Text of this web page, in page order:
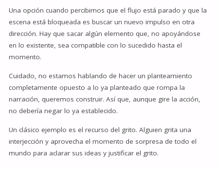
Una opción cuando percibimos que el flujo está parado y que la
escena está bloqueada es buscar un nuevo impulso en otra
dirección. Hay que sacar algún elemento que, no apoyándose
en lo existente, sea compatible con lo sucedido hasta el
momento.
Cuidado, no estamos hablando de hacer un planteamiento
completamente opuesto a lo ya planteado que rompa la
narración, queremos construir. Así que, aunque gire la acción,
no debería negar lo ya establecido.
Un clásico ejemplo es el recurso del grito. Alguien grita una
interjección y aprovecha el momento de sorpresa de todo el
mundo para aclarar sus ideas y justificar el grito.